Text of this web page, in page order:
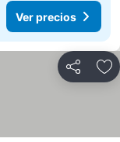
Ver precios
Compartir